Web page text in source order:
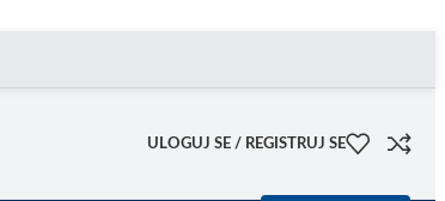
dostavu za sve porudžbine sa našeg sajta u vrednosti preko 8000 rsd.
ULOGUJ SE / REGISTRUJ SE